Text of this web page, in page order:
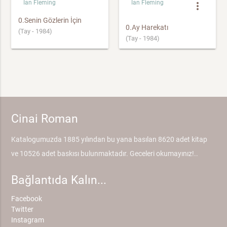
Ian Fleming
0.Senin Gözlerin İçin
(Tay - 1984)
Ian Fleming more_vert
0.Ay Harekatı
(Tay - 1984)
Cinai Roman
Katalogumuzda 1885 yılından bu yana basılan 8620 adet kitap
ve 10526 adet baskısı bulunmaktadır. Geceleri okumayınız!..
Bağlantıda Kalın...
Facebook
Twitter
Instagram